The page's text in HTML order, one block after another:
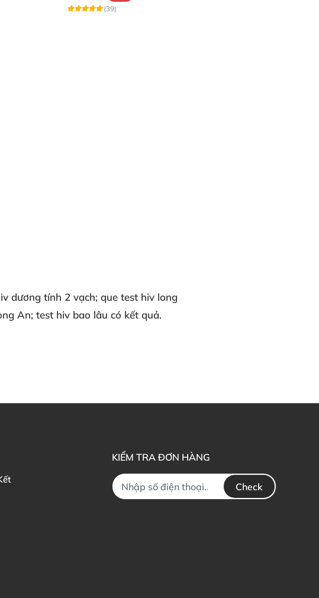
(39)
dương tính 2 vạch; que test hiv long
An; test hiv bao lâu có kết quả.
KIỂM TRA ĐƠN HÀNG
Check